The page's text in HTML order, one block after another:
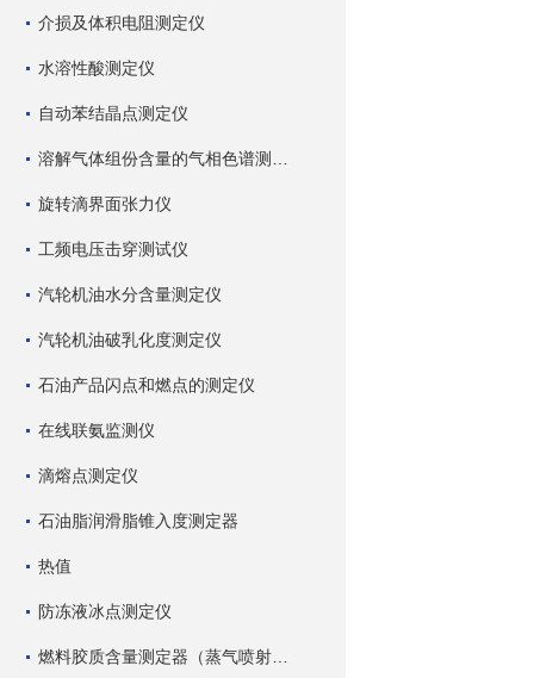
介损及体积电阻测定仪
水溶性酸测定仪
自动苯结晶点测定仪
旋转滴界面张力仪
工频电压击穿测试仪
汽轮机油水分含量测定仪
汽轮机油破乳化度测定仪
石油产品闪点和燃点的测定仪
在线联氨监测仪
滴熔点测定仪
石油脂润滑脂锥入度测定器
热值
防冻液冰点测定仪